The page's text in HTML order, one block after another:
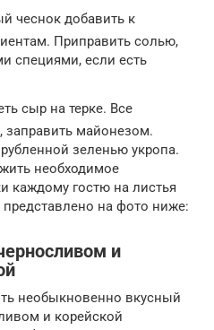
чеснок добавить к
Приправить солью,
специями, если есть
сыр на терке. Все
заправить майонезом.
зеленью укропа.
необходимое
каждому гостю на листья
представлено на фото ниже:
и
необыкновенно вкусный
и корейской